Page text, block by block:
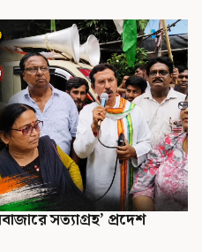
সত্যাগ্রহ’ প্রদেশ